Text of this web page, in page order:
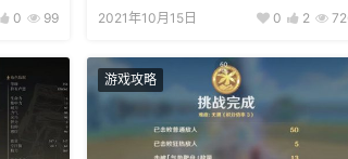
0 99 2021年10月15日 0 2
游戏攻略